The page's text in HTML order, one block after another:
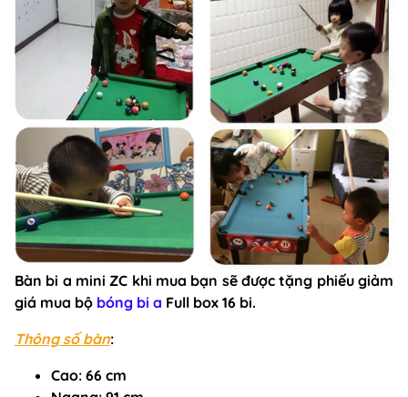
Bàn bi a mini ZC khi mua bạn sẽ được tặng phiếu giảm
giá mua bộ bóng bi a Full box 16 bi.
Thông số bàn:
Cao: 66 cm